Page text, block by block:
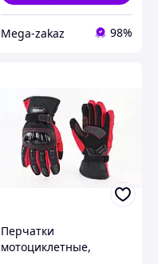
Mega-zakaz 98%
Перчатки
мотоциклетные,